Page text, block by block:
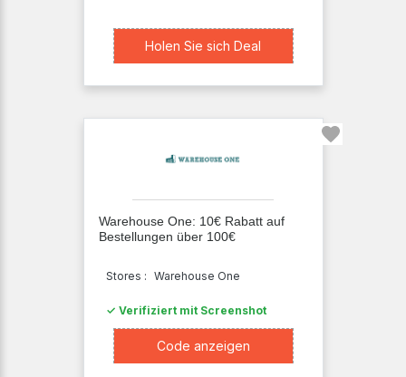
Holen Sie sich Deal
Holen Sie sich Deal
Warehouse One: 10€ Rabatt auf
Bestellungen über 100€
Stores : Warehouse One
✓ Verifiziert mit Screenshot
Code anzeigenXXXX117